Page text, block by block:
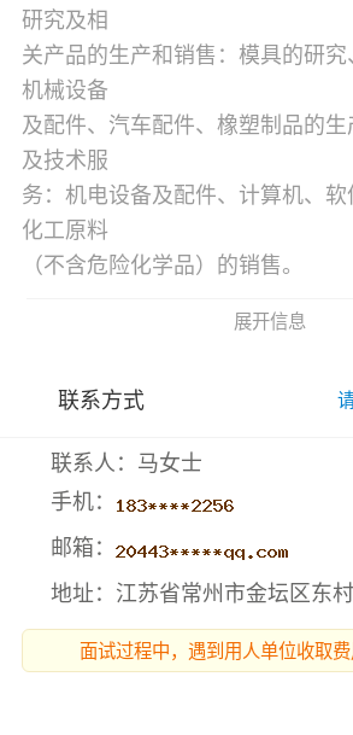
研究及相
关产品的生产和销售：模具的研究
机械设备
及配件、汽车配件、橡塑制品的
及技术服
务：机电设备及配件、计算机、软
化工原料
（不含危险化学品）的销售。
展开信息
联系方式
联系人：马女士
手机：
邮箱：
地址：江苏省常州市金坛区东
面试过程中，遇到用人单位收取费